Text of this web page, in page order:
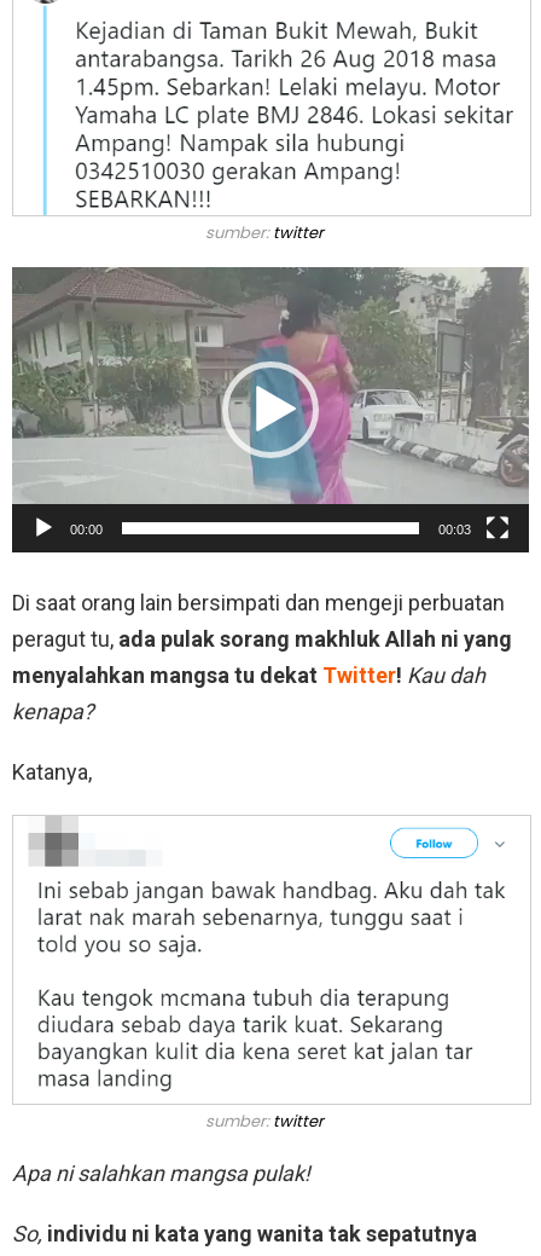
sumber:twitter
i
d
e
o
P
l
e
r
00:00 00:03
Di saat orang lain bersimpati dan mengeji perbuatan
peragut tu, ada pulak sorang makhluk Allah ni yang
menyalahkan mangsa tu dekat Twitter! Kau dah
kenapa?
Katanya,
sumber:twitter
Apa ni salahkan mangsa pulak!
So, individu ni kata yang wanita tak sepatutnya